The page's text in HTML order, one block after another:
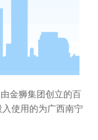
金狮集团创立的百
使用的为广西南宁